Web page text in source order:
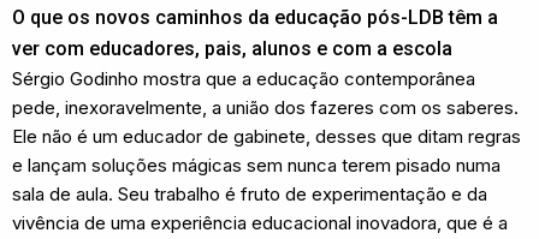
O que os novos caminhos da educação pós-LDB têm a
ver com educadores, pais, alunos e com a escola
Sérgio Godinho mostra que a educação contemporânea
pede, inexoravelmente, a união dos fazeres com os saberes.
Ele não é um educador de gabinete, desses que ditam regras
e lançam soluções mágicas sem nunca terem pisado numa
sala de aula. Seu trabalho é fruto de experimentação e da
vivência de uma experiência educacional inovadora, que é a